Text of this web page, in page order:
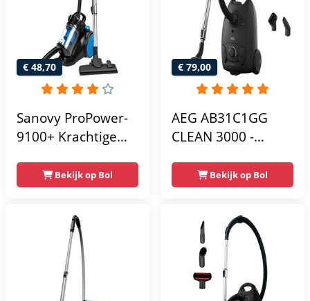
€ 48,70
Sanovy ProPower-
9100+ Krachtige
Zak - 3L - Compact -
Blauw
Bekijk op Bol
€ 79,00
AEG AB31C1GG
CLEAN 3000 -
Hepa 14 - 2
mondstukken
Bekijk op Bol